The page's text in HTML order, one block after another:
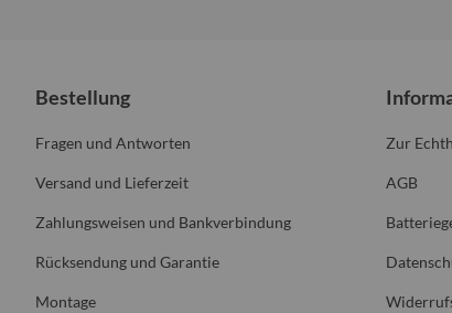
Bestellung
Fragen und Antworten
Versand und Lieferzeit
Zahlungsweisen und Bankverbindung
Rücksendung und Garantie
Montage
Zur
AGB